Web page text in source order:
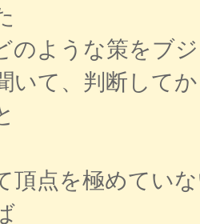
のような策をブ
いて、判断して
頂点を極めてい